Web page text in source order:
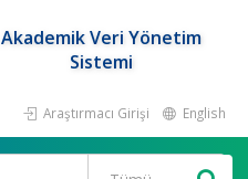
Akademik Veri Yönetim
Sistemi
Araştırmacı Girişi English